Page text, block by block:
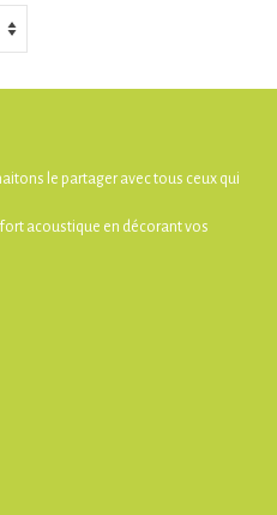
le partager avec tous ceux qui
acoustique en décorant vos